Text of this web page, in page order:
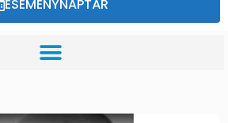
ESEMÉNYNAPTÁR